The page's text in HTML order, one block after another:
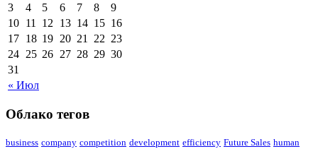
« Июл
3
4 5 6 7 8
9
10 11 12 13 14 15 16
17 18 19 20 21 22 23
24 25 26 27 28 29 30
31
Облако тегов
business company competition development efficiency Future Sales human